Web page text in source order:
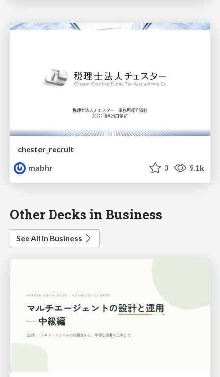
chester_recruit
mabhr
0 9.1k
Other Decks in Business
See All in Business